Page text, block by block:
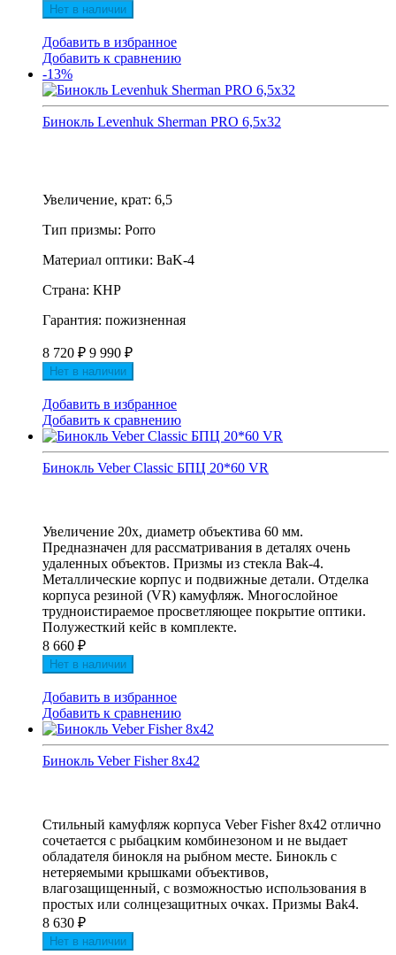
Нет в наличии
Добавить в избранное
Добавить к сравнению
-13%
Бинокль Levenhuk Sherman PRO 6,5x32
Увеличение, крат: 6,5
Тип призмы: Porro
Материал оптики: BaK-4
Страна: КНР
Гарантия: пожизненная
8 720 ₽ 9 990 ₽
Нет в наличии
Добавить в избранное
Добавить к сравнению
Бинокль Veber Classic БПЦ 20*60 VR
Увеличение 20х, диаметр объектива 60 мм.
Предназначен для рассматривания в деталях очень
удаленных объектов. Призмы из стекла Bak-4.
Металлические корпус и подвижные детали. Отделка
корпуса резиной (VR) камуфляж. Многослойное
трудноистираемое просветляющее покрытие оптики.
Полужесткий кейс в комплекте.
8 660 ₽
Нет в наличии
Добавить в избранное
Добавить к сравнению
Бинокль Veber Fisher 8x42
Стильный камуфляж корпуса Veber Fisher 8x42 отлично
сочетается с рыбацким комбинезоном и не выдает
обладателя бинокля на рыбном месте. Бинокль с
нетеряемыми крышками объективов,
влагозащищенный, с возможностью использования в
простых или солнцезащитных очках. Призмы Bak4.
8 630 ₽
Нет в наличии